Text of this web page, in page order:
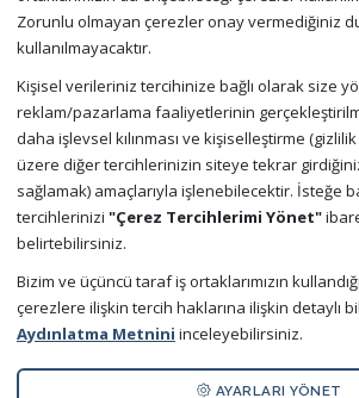
Etik İlkeler ve Uyum Politikaları
İşletme Yönetmeliği
Kişisel Verilerin Korunması
İletişim
Bize Ulaşın
Sıkça Sorulan Sorular
Zorunlu olmayan çerezler onay vermediğiniz
kullanılmayacaktır.
Kişisel verileriniz tercihinize bağlı olarak size
reklam/pazarlama faaliyetlerinin
daha işlevsel kılınması ve kişiselleştirme
üzere diğer tercihlerinizin siteye tekrar
sağlamak) amaçlarıyla işlenebilecektir. İsteğe
tercihlerinizi "Çerez Tercihlerimi Yönet"
belirtebilirsiniz.
Bizim ve üçüncü taraf iş ortaklarımızın
çerezlere ilişkin tercih haklarına ilişkin detaylı
Aydınlatma Metnini inceleyebilirsiniz.
AYARLARI YÖNET
×
Size yardımcı olmak için buradayım!